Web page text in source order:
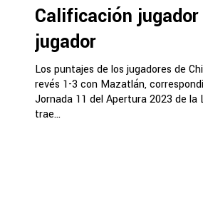
Calificación jugador
jugador
Los puntajes de los jugadores de
revés 1-3 con Mazatlán,
Jornada 11 del Apertura 2023 de la
trae...